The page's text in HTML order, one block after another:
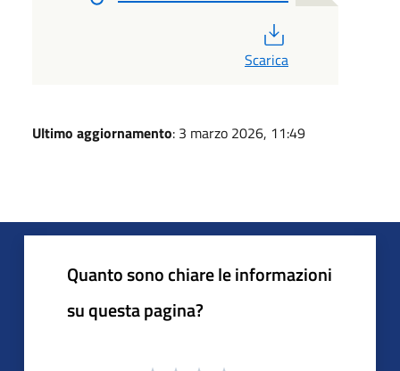
Scarica
Ultimo aggiornamento: 3 marzo 2026, 11:49
Quanto sono chiare le informazioni
su questa pagina?